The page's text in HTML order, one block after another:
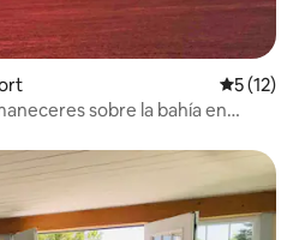
5 (12)
sobre la bahía en